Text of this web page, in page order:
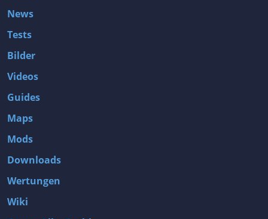
News
Tests
Bilder
Videos
Guides
Maps
Mods
Downloads
Wertungen
Wiki